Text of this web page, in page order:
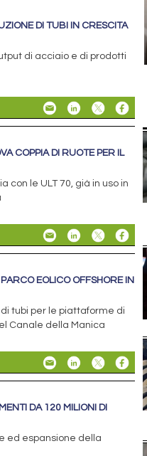
DI TUBI IN CRESCITA
di acciaio e di prodotti
COPPIA DI RUOTE PER IL
con le ULT 70, già in uso in
EOLICO OFFSHORE IN
tubi per le piattaforme di
Canale della Manica
DA 120 MILIONI DI
ed espansione della